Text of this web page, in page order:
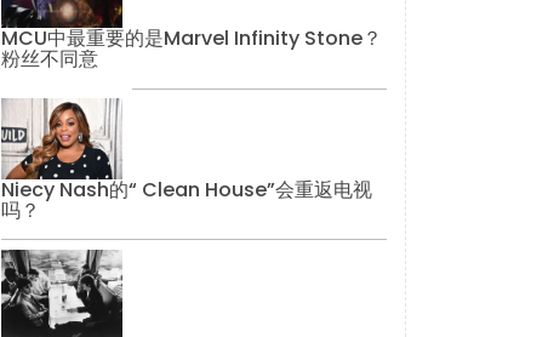
MCU中最重要的是Marvel Infinity Stone？
粉丝不同意
Niecy Nash的“ Clean House”会重返电视
吗？